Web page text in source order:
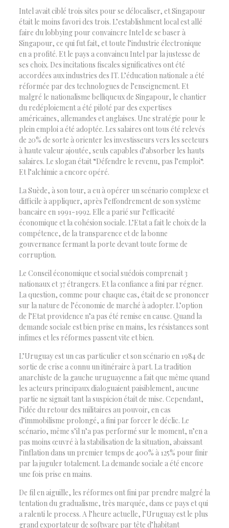
Intel avait ciblé trois sites pour se délocaliser, et Singapour
était le moins favori des trois. L’establishment local est allé
faire du lobbying pour convaincre Intel de se baser à
Singapour, ce qui fut fait, et toute l’industrie électronique
en a profité. Et le pays a convaincu Intel par la justesse de
ses choix. Des incitations fiscales significatives ont été
accordées aux industries des IT. L’éducation nationale a été
réformée par des technologues de l’enseignement. Et
malgré le nationalisme belliqueux de Singapour, le chantier
du redéploiement a été piloté par des expertises
américaines, allemandes et anglaises. Une stratégie pour le
plein emploi a été adoptée. Les salaires ont tous été relevés
de 20% de sorte à orienter les investisseurs vers les secteurs
à haute valeur ajoutée, seuls capables d’absorber les hauts
salaires. Le slogan était “Défendre le revenu, pas l’emploi“.
Et l’alchimie a encore opéré.
La Suède, à son tour, a eu à opérer un scénario complexe et
difficile à appliquer, après l’effondrement de son système
bancaire en 1991-1992. Elle a parié sur l’efficacité
économique et la cohésion sociale. L’Etat a fait le choix de la
compétence, de la transparence et de la bonne
gouvernance fermant la porte devant toute forme de
corruption.
Le Conseil économique et social suédois comprenait 3
nationaux et 37 étrangers. Et la confiance a fini par régner.
La question, comme pour chaque cas, était de se prononcer
sur la nature de l’économie de marché à adopter. L’option
de l’Etat providence n’a pas été remise en cause. Quand la
demande sociale est bien prise en mains, les résistances sont
infimes et les réformes passent vite et bien.
L’Uruguay est un cas particulier et son scénario en 1984 de
sortie de crise a connu un itinéraire à part. La tradition
anarchiste de la gauche uruguayenne a fait que même quand
les acteurs principaux dialoguaient paisiblement, aucune
partie ne signait tant la suspicion était de mise. Cependant,
l’idée du retour des militaires au pouvoir, en cas
d’immobilisme prolongé, a fini par forcer le déclic. Le
scénario, même s’il n’a pas performé sur le moment, n’en a
pas moins œuvré à la stabilisation de la situation, abaissant
l’inflation dans un premier temps de 400% à 125% pour finir
par la juguler totalement. La demande sociale a été encore
une fois prise en mains.
De fil en aiguille, les réformes ont fini par prendre malgré la
tentation du gradualisme, très marquée, dans ce pays et qui
a ralenti le process. A l’heure actuelle, l’Uruguay est le plus
grand exportateur de software par tête d’habitant